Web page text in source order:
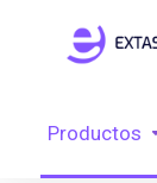
Productos